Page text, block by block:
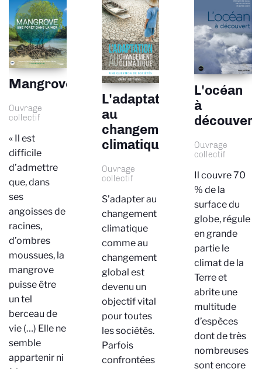
Mangrove
Ouvrage
collectif
« Il est
difficile
d’admettre
que, dans
ses
angoisses de
racines,
d’ombres
moussues, la
mangrove
puisse être
un tel
berceau de
vie (…) Elle ne
semble
appartenir ni
L'adaptation
au
changement
climatique
Ouvrage
collectif
S’adapter au
changement
climatique
comme au
changement
global est
devenu un
objectif vital
pour toutes
les sociétés.
Parfois
confrontées
L'océan
à
découvert
Ouvrage
collectif
Il couvre 70
% de la
surface du
globe, régule
en grande
partie le
climat de la
Terre et
abrite une
multitude
d’espèces
dont de très
nombreuses
sont encore